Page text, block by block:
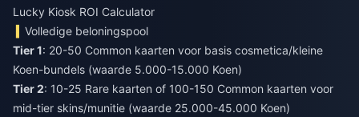
Lucky Kiosk ROI Calculator
Volledige beloningspool
Tier 1: 20-50 Common kaarten voor basis cosmetica/kleine
Koen-bundels (waarde 5.000-15.000 Koen)
Tier 2: 10-25 Rare kaarten of 100-150 Common kaarten voor
mid-tier skins/munitie (waarde 25.000-45.000 Koen)